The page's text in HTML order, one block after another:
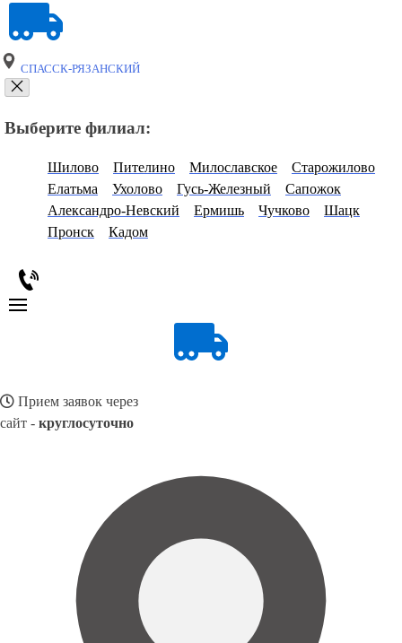
СПАССК-РЯЗАНСКИЙ
Выберите филиал:
Шилово Пителино Милославское
Старожилово
Елатьма
Ухолово Гусь-Железный
Сапожок
Александро-Невский
Ермишь Чучково
Шацк
Пронск
Кадом
Прием заявок через
сайт - круглосуточно